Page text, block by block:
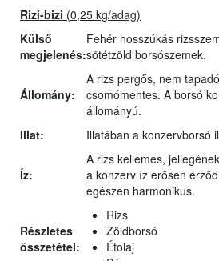
Rizi-bizi (0,25 kg/adag)
Külső
megjelenés:
Fehér hosszúkás
sötétzöld borsószemek.
Állomány:
A rizs pergős, nem
csomómentes. A borsó
állományú.
Illat:
Illatában a konzervborsó
Íz:
A rizs kellemes,
a konzerv íz erősen
egészen harmonikus.
Részletes
összetétel:
Rizs
Zöldborsó
Étolaj